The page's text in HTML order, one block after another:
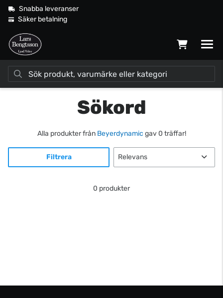
Snabba leveranser
Säker betalning
Sökord
Alla produkter från Beyerdynamic gav 0 träffar!
Filtrera
0 produkter